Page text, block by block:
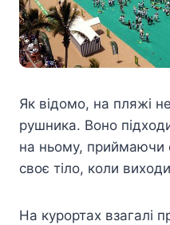
Як відомо, на пляжі
рушника. Воно
на ньому, приймаючи
своє тіло, коли
На курортах взагалі